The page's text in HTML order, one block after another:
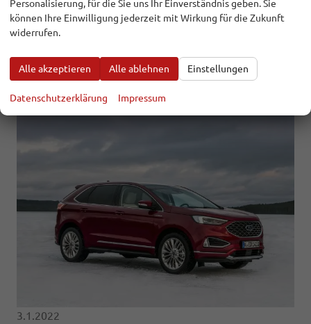
Der Toyota GR86 hat mehr Leistung und Hubraum als sein
Vorgänger. Der Preis steigt aber nur vergleichsweise leicht.
AUTOS, DIE UNS 2021 VERLASSEN HABEN
3.1.2022
Personalisierung, für die Sie uns Ihr Einverständnis geben. Sie
können Ihre Einwilligung jederzeit mit Wirkung für die Zukunft
widerrufen.
Alle akzeptieren Alle ablehnen Einstellungen
Datenschutzerklärung Impressum